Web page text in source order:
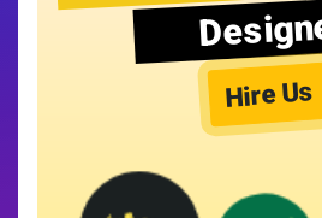
Hire Us